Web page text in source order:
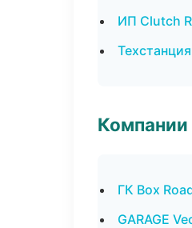
ИП Clutch
ГК Box
GARAGE